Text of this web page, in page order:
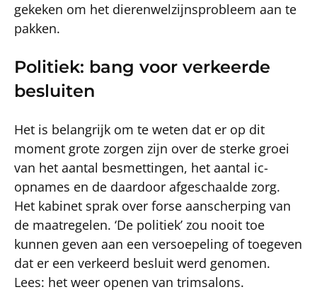
gekeken om het dierenwelzijnsprobleem aan te
pakken.
Politiek: bang voor verkeerde
besluiten
Het is belangrijk om te weten dat er op dit
moment grote zorgen zijn over de sterke groei
van het aantal besmettingen, het aantal ic-
opnames en de daardoor afgeschaalde zorg.
Het kabinet sprak over forse aanscherping van
de maatregelen. ‘De politiek’ zou nooit toe
kunnen geven aan een versoepeling of toegeven
dat er een verkeerd besluit werd genomen.
Lees: het weer openen van trimsalons.